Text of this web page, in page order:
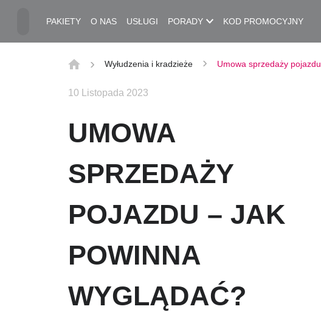
PAKIETY O NAS USŁUGI PORADY KOD PROMOCYJNY
Wyłudzenia i kradzieże Umowa sprzedaży
10 Listopada 2023
UMOWA
SPRZEDAŻY
POJAZDU – JAK
POWINNA
WYGLĄDAĆ?